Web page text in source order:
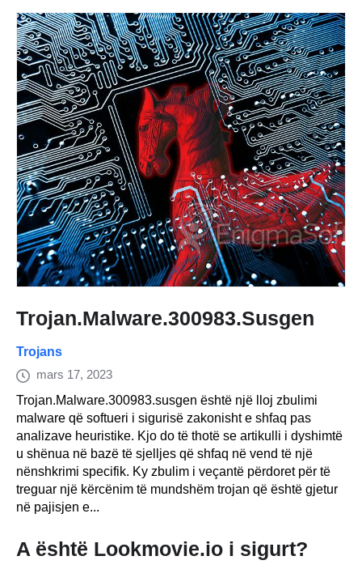
Trojan.Malware.300983.Susgen
Trojans
mars 17, 2023
Trojan.Malware.300983.susgen është një lloj zbulimi
malware që softueri i sigurisë zakonisht e shfaq pas
analizave heuristike. Kjo do të thotë se artikulli i dyshimtë
u shënua në bazë të sjelljes që shfaq në vend të një
nënshkrimi specifik. Ky zbulim i veçantë përdoret për të
treguar një kërcënim të mundshëm trojan që është gjetur
në pajisjen e...
A është Lookmovie.io i sigurt?